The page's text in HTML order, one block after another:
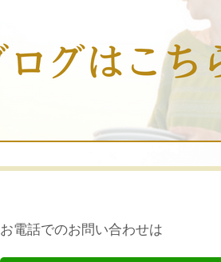
お電話でのお問い合わせは